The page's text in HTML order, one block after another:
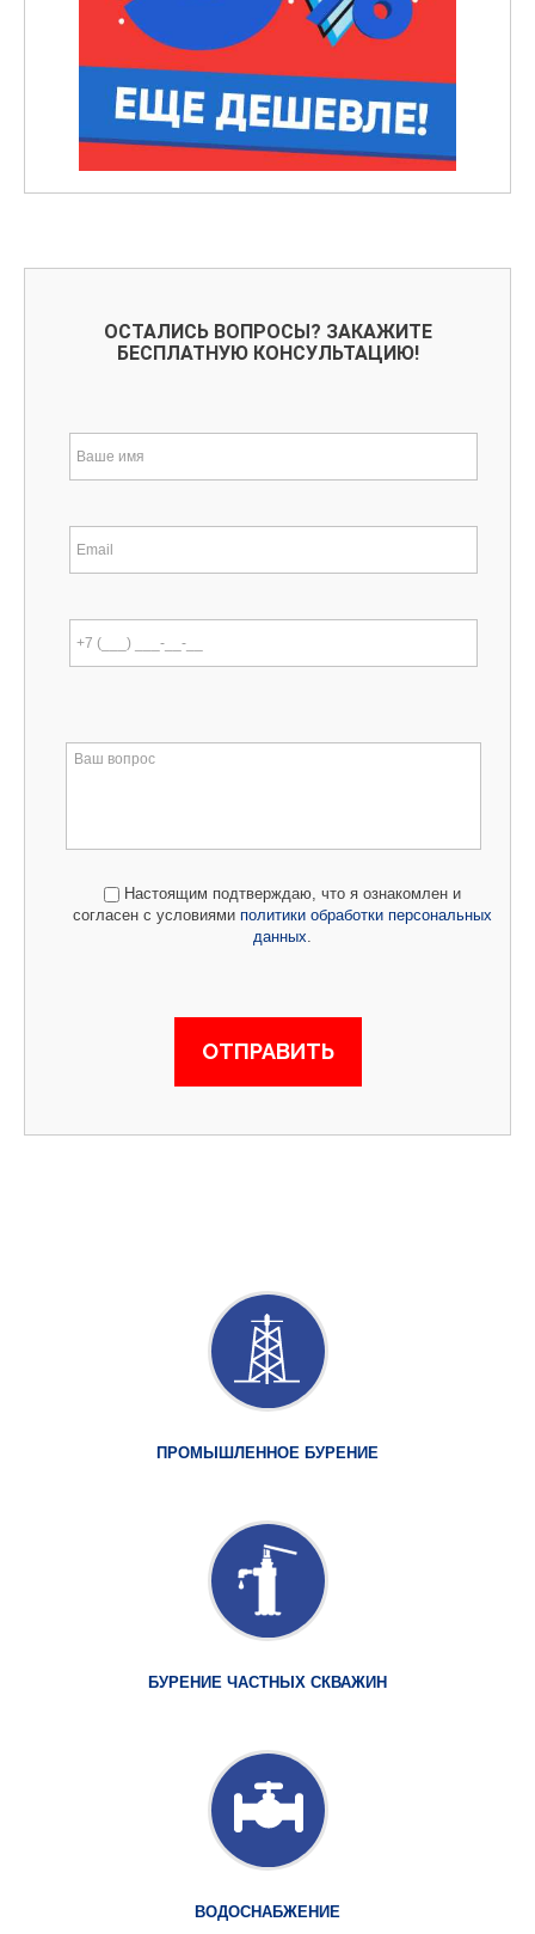
ОСТАЛИСЬ ВОПРОСЫ? ЗАКАЖИТЕ
БЕСПЛАТНУЮ КОНСУЛЬТАЦИЮ!
Настоящим подтверждаю, что я ознакомлен и
согласен с условиями политики обработки персональных
данных.
ПРОМЫШЛЕННОЕ БУРЕНИЕ
БУРЕНИЕ ЧАСТНЫХ СКВАЖИН
ВОДОСНАБЖЕНИЕ